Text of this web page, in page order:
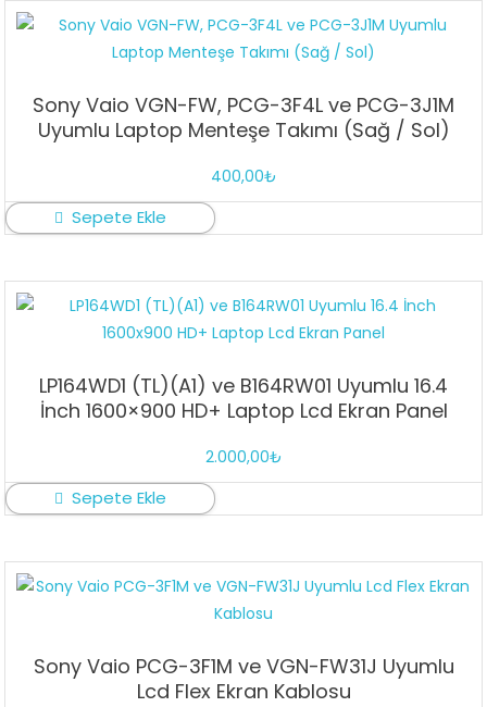
Sony Vaio VGN-FW, PCG-3F4L ve PCG-3J1M
Uyumlu Laptop Menteşe Takımı (Sağ / Sol)
400,00₺
Sepete Ekle
LP164WD1 (TL)(A1) ve B164RW01 Uyumlu 16.4
İnch 1600×900 HD+ Laptop Lcd Ekran Panel
2.000,00₺
Sepete Ekle
Sony Vaio PCG-3F1M ve VGN-FW31J Uyumlu
Lcd Flex Ekran Kablosu